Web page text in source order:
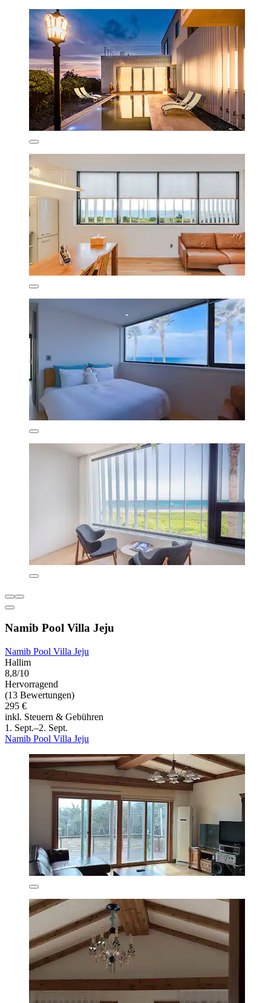
Namib Pool Villa Jeju
Namib Pool Villa Jeju
Hallim
8,8/10
Hervorragend
(13 Bewertungen)
295 €
inkl. Steuern & Gebühren
1. Sept.–2. Sept.
Namib Pool Villa Jeju